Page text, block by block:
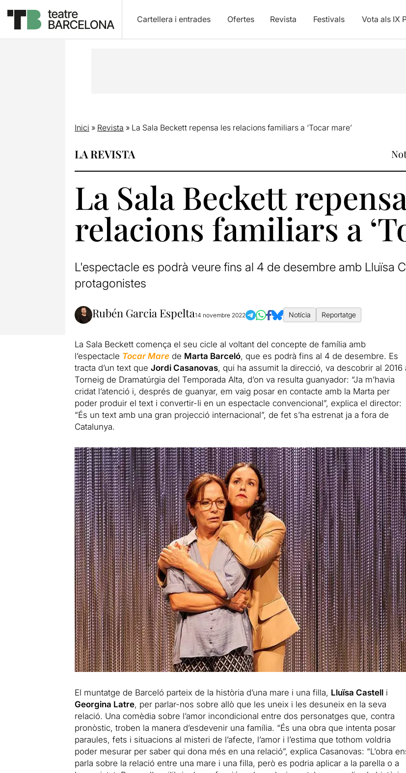
Cartellera i entrades Ofertes Revista Festivals Vota als IX
Inici » Revista » La Sala Beckett repensa les relacions familiars a ‘Tocar mare’
LA REVISTA
La Sala Beckett
relacions familiars a
L'espectacle es podrà veure fins al 4 de desembre amb Lluïsa
protagonistes
Rubén Garcia Espelta14 novembre 2022 Notícia Reportatge
La Sala Beckett comença el seu cicle al voltant del concepte de família amb
l’espectacle Tocar Mare de Marta Barceló, que es podrà fins al 4 de desembre. Es
tracta d’un text que Jordi Casanovas, qui ha assumit la direcció, va descobrir al 2016
Torneig de Dramatúrgia del Temporada Alta, d’on va resulta guanyador: “Ja m’havia
cridat l’atenció i, després de guanyar, em vaig posar en contacte amb la Marta per
poder produir el text i convertir-li en un espectacle convencional”, explica el director:
“És un text amb una gran projecció internacional”, de fet s’ha estrenat ja a fora de
Catalunya.
El muntatge de Barceló parteix de la història d’una mare i una filla, Lluïsa Castelli
Georgina Latre, per parlar-nos sobre allò que les uneix i les desuneix en la seva
relació. Una comèdia sobre l’amor incondicional entre dos personatges que, contra
pronòstic, troben la manera d’esdevenir una família. “És una obra que intenta posar
paraules, fets i situacions al misteri de l’afecte, l’amor i l’estima que tothom voldria
poder mesurar per saber qui dona més en una relació”, explica Casanovas: “L’obra
parla sobre la relació entre una mare i una filla, però es podria aplicar a la parella o a